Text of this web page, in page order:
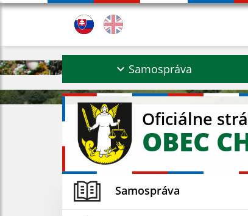
Samospráva
Oficiálne
OBEC
Samospráva